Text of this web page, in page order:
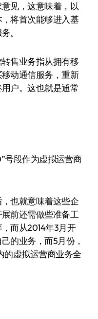
见，这意味着，以
将首次能够进入基
。
售业务指从拥有移
动通信服务，重新
户。这也就是通常
号段作为虚拟运营商
也就意味着这些企
前还需做些准备工
而从2014年3月开
的业务，而5月份，
的虚拟运营商业务全